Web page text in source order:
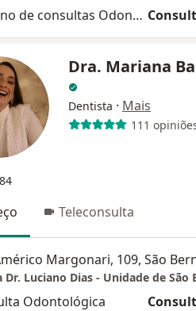
Retorno de consultas Odontologia
Dra. Mariana
Dentista · Mais
111
Teleconsulta
Odontológica